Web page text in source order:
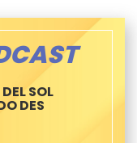
SOL
DES